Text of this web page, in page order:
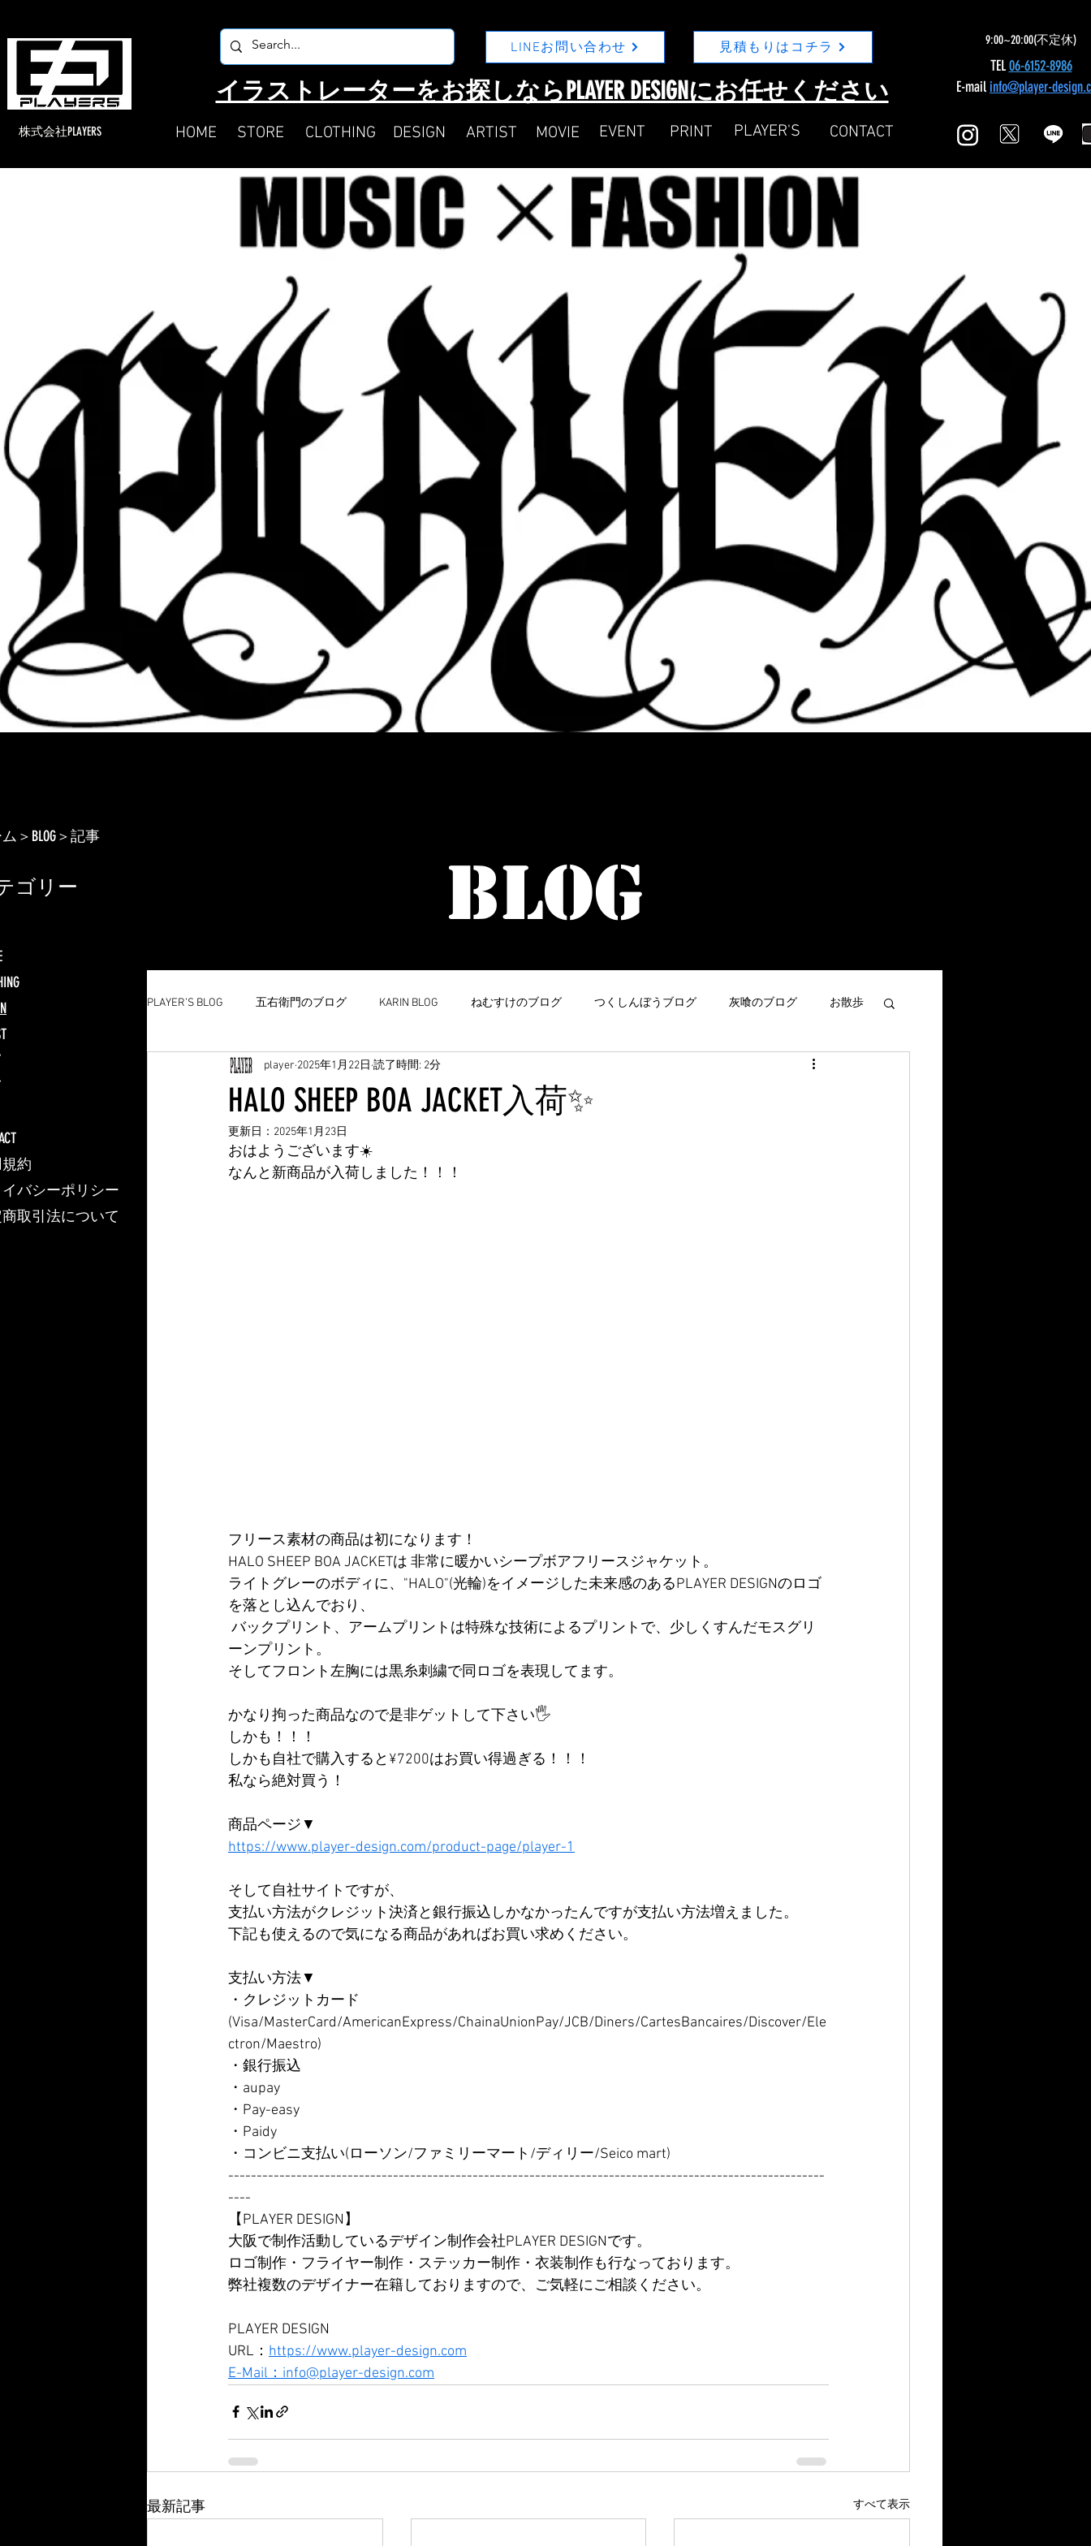
​株式会社PLAYERS
LINEお問い合わせ 見積もりはコチラ 9:00~20:00(不定休)
TEL06-6152-8986
​イラストレーターをお探しならPLAYER DESIGNにお任せください
HOME STORE CLOTHING DESIGN ARTIST MOVIE​ ​PRINT ​CONTACT
E-mailinfo@player-
​PLAYER'S
​EVENT
＞BLOG＞記事
BLOG
PLAYER’S BLOG 五右衛門のブログ KARIN BLOG ねむすけのブログ つくしんぼうブログ 灰喰のブログ お散歩
HALO SHEEP BOA JACKET入荷✨
player 2025年1月22日 読了時間: 2分
更新日： 2025年1月23日
おはようございます☀️
なんと新商品が入荷しました！！！
フリース素材の商品は初になります！
HALO SHEEP BOA JACKETは 非常に暖かいシープボアフリースジャケット。
ライトグレーのボディに、"HALO"(光輪)をイメージした未来感のあるPLAYER DESIGNのロゴ
を落とし込んでおり、
ーンプリント。
そしてフロント左胸には黒糸刺繍で同ロゴを表現してます。
かなり拘った商品なので是非ゲットして下さい🖐️
しかも！！！
しかも自社で購入すると¥7200はお買い得過ぎる！！！
私なら絶対買う！
商品ページ▼
https://www.player-design.com/product-page/player-1
そして自社サイトですが、
支払い方法がクレジット決済と銀行振込しかなかったんですが支払い方法増えました。
下記も使えるので気になる商品があればお買い求めください。
支払い方法▼
・クレジットカード
(Visa/MasterCard/AmericanExpress/ChainaUnionPay/JCB/Diners/CartesBancaires/Discover/Ele
ctron/Maestro)
・銀行振込
・aupay
・Pay-easy
・Paidy
・コンビニ支払い(ローソン/ファミリーマート/ディリー/Seico mart)
---------------------------------------------------------------------------------------------------------
----
【PLAYER DESIGN】
大阪で制作活動しているデザイン制作会社PLAYER DESIGNです。
ロゴ制作・フライヤー制作・ステッカー制作・衣装制作も行なっております。
弊社複数のデザイナー在籍しておりますので、ご気軽にご相談ください。
PLAYER DESIGN
URL： https://www.player-design.com
E-Mail：info@player-design.com
最新記事 すべて表示
ゴリー
約
バシーポリシー
取引法について